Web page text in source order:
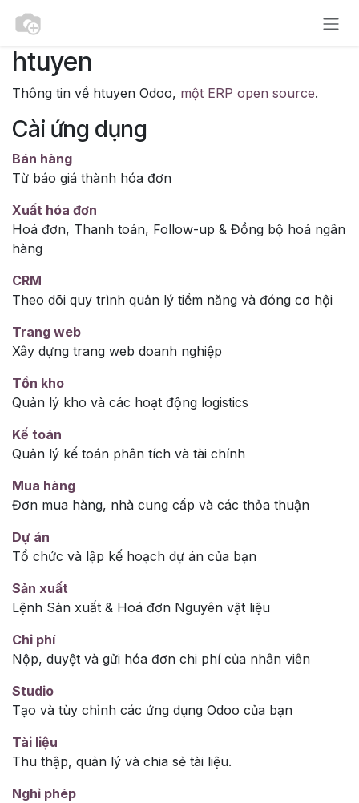
htuyen
Thông tin về htuyen Odoo, một ERP open source.
Cài ứng dụng
Bán hàng
Từ báo giá thành hóa đơn
Xuất hóa đơn
Hoá đơn, Thanh toán, Follow-up & Đồng bộ hoá ngân
hàng
CRM
Theo dõi quy trình quản lý tiềm năng và đóng cơ hội
Trang web
Xây dựng trang web doanh nghiệp
Tồn kho
Quản lý kho và các hoạt động logistics
Kế toán
Quản lý kế toán phân tích và tài chính
Mua hàng
Đơn mua hàng, nhà cung cấp và các thỏa thuận
Dự án
Tổ chức và lập kế hoạch dự án của bạn
Sản xuất
Lệnh Sản xuất & Hoá đơn Nguyên vật liệu
Chi phí
Nộp, duyệt và gửi hóa đơn chi phí của nhân viên
Studio
Tạo và tùy chỉnh các ứng dụng Odoo của bạn
Tài liệu
Thu thập, quản lý và chia sẻ tài liệu.
Nghỉ phép